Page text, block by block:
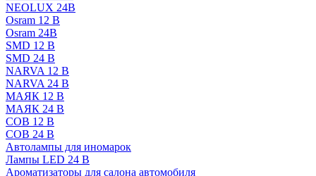
NEOLUX 24В
Osram 12 В
Osram 24В
SMD 12 В
SMD 24 В
NARVA 12 В
NARVA 24 В
МАЯК 12 В
МАЯК 24 В
COB 12 В
COB 24 В
Автолампы для иномарок
Лампы LED 24 B
Ароматизаторы для салона автомобиля